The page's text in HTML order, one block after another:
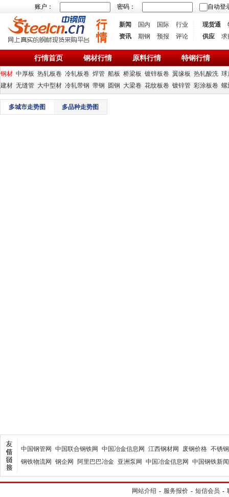
账户： 密码： 自动登
新闻 国内 国际
行业
资讯
期钢 预报 评论
现货通
供应
求
行情首页 钢材行情 原料行情 特钢行情
钢材 中厚板 热轧板卷 冷轧板卷 焊管 船板 桥梁板 镀锌板卷 翼缘板 热轧酸洗 球
建材 无缝管 大中型材 冷轧带钢 带钢 圆钢 大梁卷 花纹板卷 镀锌管 彩涂板卷 螺
多城市走势图 多品种走势图
中国钢管网 中国联合钢铁网 中国冶金信息网 江西钢材网 废钢价格 不锈钢
钢铁物流网
钢企网 阿里巴巴冶金 亚洲泵网 中国冶金信息网 中国钢铁新
网站介绍 - 服务报价 - 短信会员 -